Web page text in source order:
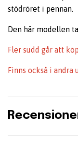
stödröret i pennan.
Den här modellen
Fler sudd går att
Finns också i andra